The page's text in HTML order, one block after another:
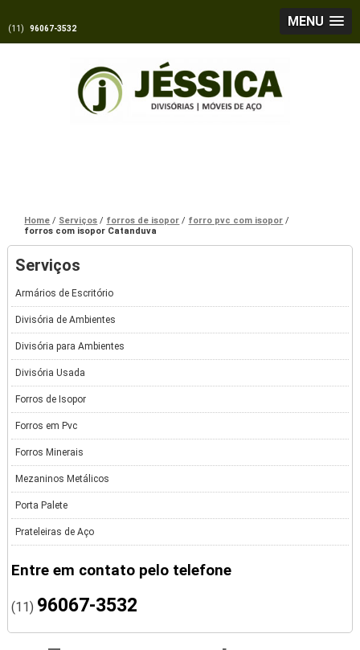
MENU
(11) 96067-3532
Home Serviços forros de isopor
forro pvc com isopor
forros com isopor Catanduva
Serviços
Armários de Escritório
Divisória de Ambientes
Divisória para Ambientes
Divisória Usada
Forros de Isopor
Forros em Pvc
Forros Minerais
Mezaninos Metálicos
Porta Palete
Prateleiras de Aço
Entre em contato pelo telefone
(11) 96067-3532